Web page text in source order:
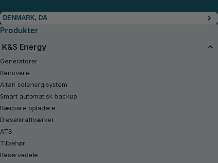
DENMARK, DA
Produkter
K&S Energy
Generatorer
Renoveret
Altan solenergisystem
Smart automatisk backup
Bærbare opladere
Dieselkraftværker
ATS
Tilbehør
Reservedele